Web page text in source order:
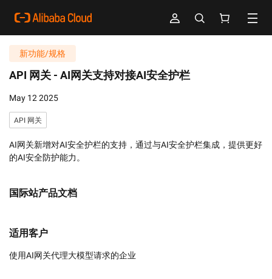
新功能/规格
API 网关 - AI网关支持对接AI安全护栏
May 12 2025
API 网关
AI网关新增对AI安全护栏的支持，通过与AI安全护栏集成，提供更好
的AI安全防护能力。
国际站产品文档
适用客户
使用AI网关代理大模型请求的企业